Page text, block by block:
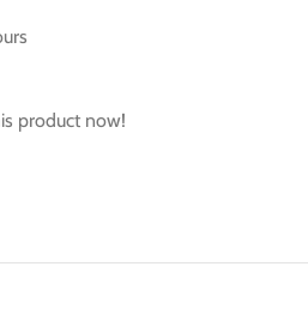
product now!